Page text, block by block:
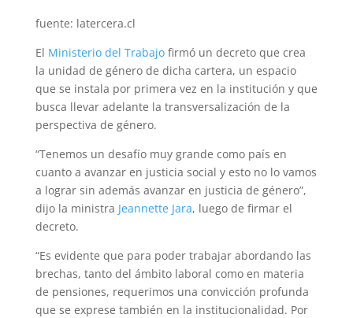
fuente: latercera.cl
El Ministerio del Trabajofirmó un decreto que crea
la unidad de género de dicha cartera, un espacio
que se instala por primera vez en la institución y que
busca llevar adelante la transversalización de la
perspectiva de género.
“Tenemos un desafío muy grande como país en
cuanto a avanzar en justicia social y esto no lo vamos
a lograr sin además avanzar en justicia de género”,
dijo la ministra Jeannette Jara, luego de firmar el
decreto.
“Es evidente que para poder trabajar abordando las
brechas, tanto del ámbito laboral como en materia
de pensiones, requerimos una convicción profunda
que se exprese también en la institucionalidad. Por